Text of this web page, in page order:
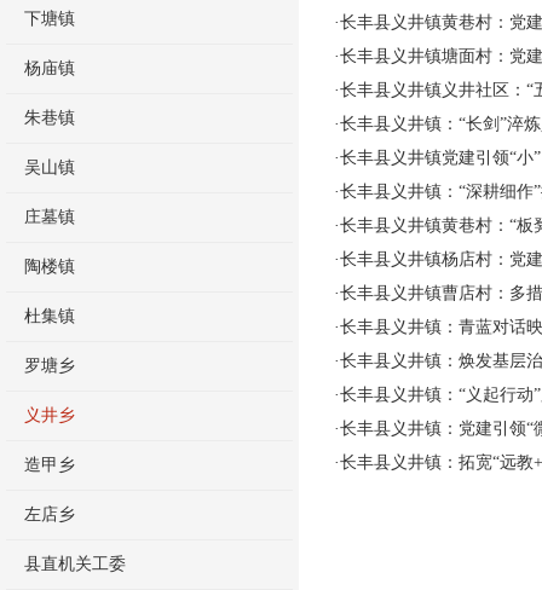
下塘镇
杨庙镇
朱巷镇
吴山镇
庄墓镇
陶楼镇
杜集镇
罗塘乡
义井乡
造甲乡
左店乡
县直机关工委
·长丰县义井镇黄巷村：党
·长丰县义井镇塘面村：党
·长丰县义井镇义井社区：“
·长丰县义井镇：“长剑”淬
·长丰县义井镇党建引领“小
·长丰县义井镇：“深耕细作
·长丰县义井镇黄巷村：“板
·长丰县义井镇杨店村：党
·长丰县义井镇曹店村：多
·长丰县义井镇：青蓝对话
·长丰县义井镇：焕发基层
·长丰县义井镇：“义起行动
·长丰县义井镇：党建引领“
·长丰县义井镇：拓宽“远教